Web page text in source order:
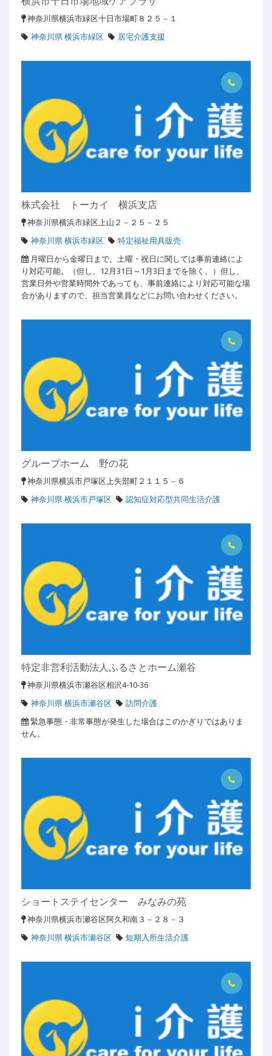
神奈川県横浜市緑区十日市場町８２５－１
神奈川県 横浜市緑区
居宅介護支援
株式会社 トーカイ 横浜支店
神奈川県横浜市緑区上山２－２５－２５
神奈川県 横浜市緑区
特定福祉用具販売
月曜日から金曜日まで。土曜・祝日に関しては事前連絡によ
り対応可能。（但し、12月31日～1月3日までを除く。）但し、
営業日外や営業時間外であっても、事前連絡により対応可能な場
合がありますので、担当営業員などにお問い合わせください。
グループホーム 野の花
神奈川県横浜市戸塚区上矢部町２１１５－６
神奈川県 横浜市戸塚区
認知症対応型共同生活介護
特定非営利活動法人ふるさとホーム瀬谷
神奈川県横浜市瀬谷区相沢4-10-36
神奈川県 横浜市瀬谷区
訪問介護
緊急事態・非常事態が発生した場合はこのかぎりではありま
せん。
ショートステイセンター みなみの苑
神奈川県横浜市瀬谷区阿久和南３－２８－３
神奈川県 横浜市瀬谷区
短期入所生活介護